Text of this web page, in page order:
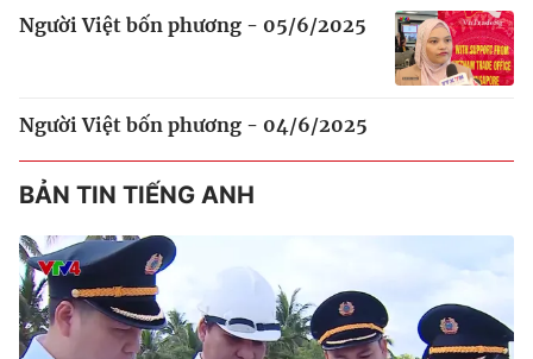
Người Việt bốn phương - 05/6/2025
Người Việt bốn phương - 04/6/2025
BẢN TIN TIẾNG ANH